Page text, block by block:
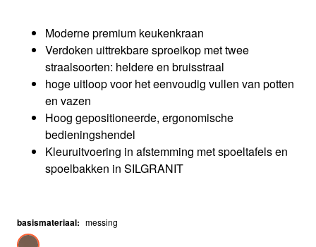
Moderne premium keukenkraan
Verdoken uittrekbare sproeikop met twee
straalsoorten: heldere en bruisstraal
hoge uitloop voor het eenvoudig vullen van potten
en vazen
Hoog gepositioneerde, ergonomische
bedieningshendel
Kleuruitvoering in afstemming met spoeltafels en
spoelbakken in SILGRANIT
basismateriaal: messing